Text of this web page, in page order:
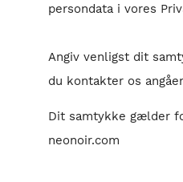
persondata i vores
Angiv venligst dit
du kontakter os
Dit samtykke gælder
neonoir.com